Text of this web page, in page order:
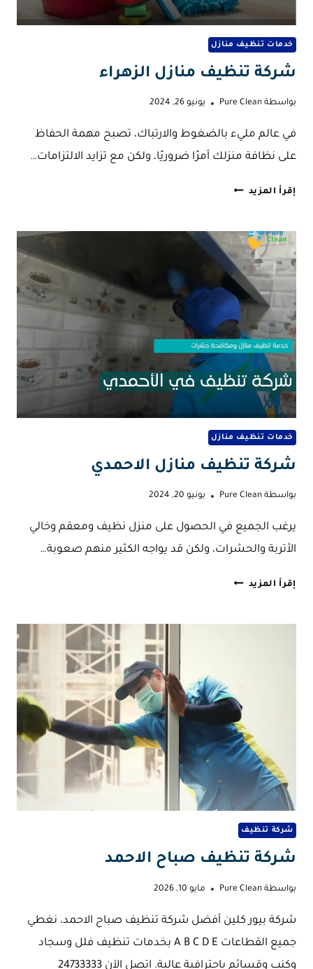
خدمات تنظيف منازل
شركة تنظيف منازل الزهراء
بواسطة Pure Clean يونيو 26, 2024
في عالم مليء بالضغوط والارتباك، تصبح مهمة الحفاظ
على نظافة منزلك أمرًا ضروريًا، ولكن مع تزايد الالتزامات…
إقرأ المزيد شركة
الزهراء
خدمات تنظيف منازل
شركة تنظيف منازل الاحمدي
بواسطة Pure Clean يونيو 20, 2024
يرغب الجميع في الحصول على منزل نظيف ومعقم وخالي
الأتربة والحشرات، ولكن قد يواجه الكثير منهم صعوبة…
إقرأ المزيد شركة
شركة تنظيف
شركة تنظيف صباح الاحمد
بواسطة Pure Clean مايو 10, 2026
شركة بيور كلين أفضل شركة تنظيف صباح الاحمد، نغطي
جميع القطاعات A B C D E بخدمات تنظيف فلل وسجاد
وكنب وقسائم باحترافية عالية. اتصل الآن 24733333